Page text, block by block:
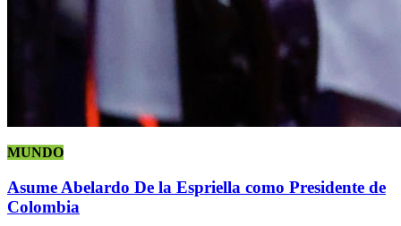
MUNDO
Asume Abelardo De la Espriella como Presidente de
Colombia